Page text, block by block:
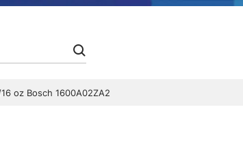
oz Bosch 1600A02ZA2